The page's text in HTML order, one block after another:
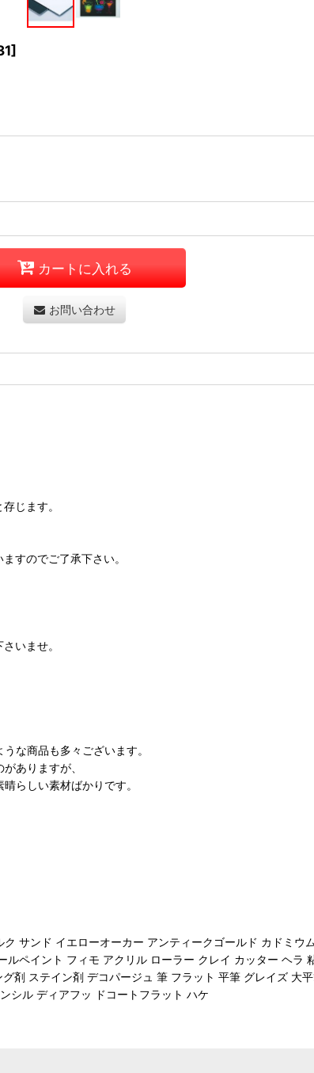
]
カートに入れる
お問い合わせ
じます。
すのでご了承下さい。
いませ。
な商品も多々ございます。
ありますが、
らしい素材ばかりです。
サンド イエローオーカー アンティークゴールド カドミ
ペイント フィモ アクリル ローラー クレイ カッター ヘラ
剤 ステイン剤 デコパージュ 筆 フラット 平筆 グレイズ 大
シル ディアフッ ドコートフラット ハケ